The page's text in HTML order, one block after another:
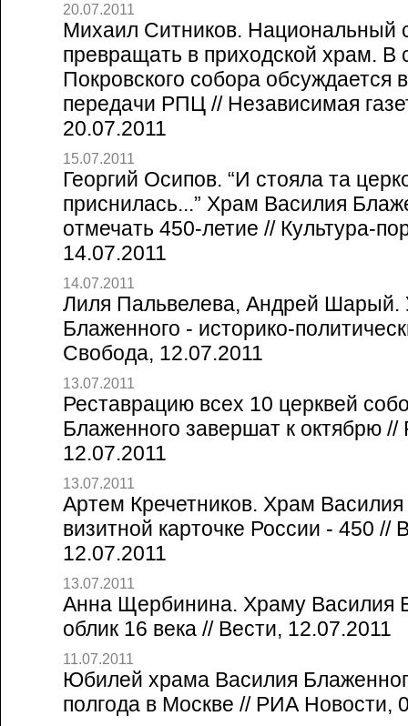
20.07.2011
Михаил Ситников. Национальный
превращать в приходской храм. В
Покровского собора обсуждается
передачи РПЦ // Независимая
20.07.2011
15.07.2011
Георгий Осипов. “И стояла та
приснилась...” Храм Василия
отмечать 450-летие // Культура-
14.07.2011
14.07.2011
Лиля Пальвелева, Андрей Шарый.
Блаженного - историко-
Свобода, 12.07.2011
13.07.2011
Реставрацию всех 10 церквей
Блаженного завершат к октябрю
12.07.2011
13.07.2011
Артем Кречетников. Храм
визитной карточке России - 450 //
12.07.2011
13.07.2011
Анна Щербинина. Храму Василия
облик 16 века // Вести, 12.07.2011
11.07.2011
Юбилей храма Василия
полгода в Москве // РИА Новости,